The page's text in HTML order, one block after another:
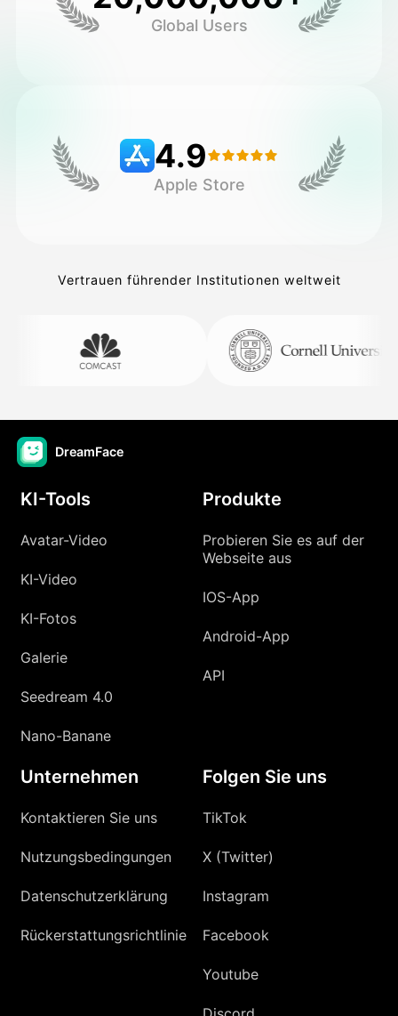
Global Users
4.9
Apple Store
Vertrauen führender Institutionen weltweit
DreamFace
KI-Tools
Avatar-Video
KI-Video
KI-Fotos
Galerie
Seedream 4.0
Nano-Banane
Produkte
Probieren Sie es auf der
Webseite aus
IOS-App
Android-App
API
Unternehmen
Kontaktieren Sie uns
Nutzungsbedingungen
Datenschutzerklärung
Rückerstattungsrichtlinie
Folgen Sie uns
TikTok
X (Twitter)
Instagram
Facebook
Youtube